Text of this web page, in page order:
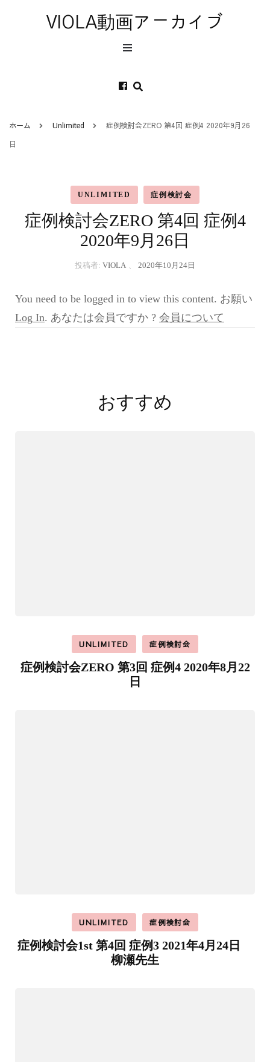
VIOLA動画アーカイブ
ホーム Unlimited
症例検討会ZERO 第4回 症例4 2020年9月26
日
UNLIMITED 症例検討会
症例検討会ZERO 第4回 症例4
2020年9月26日
投稿者: VIOLA 、 2020年10月24日
You need to be logged in to view this content. お願い
Log In. あなたは会員ですか ? 会員について
おすすめ
UNLIMITED 症例検討会
症例検討会ZERO 第3回 症例4 2020年8月22
日
UNLIMITED 症例検討会
症例検討会1st 第4回 症例3 2021年4月24日
柳瀬先生